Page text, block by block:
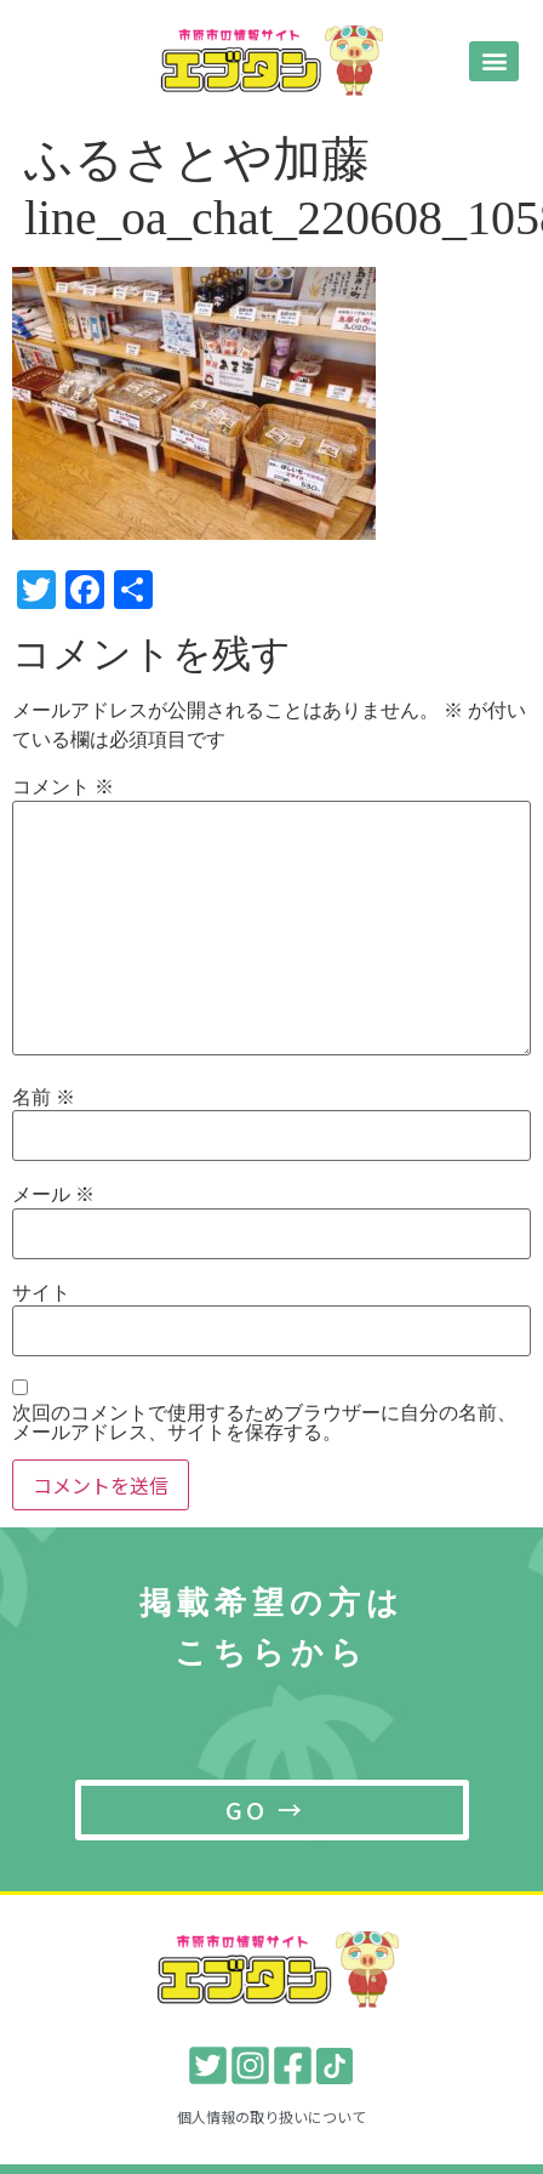
ふるさとや加藤
TwitterFacebook
有
コメントを残す
メールアドレスが公開されることはありません。 ※ が付い
ている欄は必須項目です
コメント ※
名前 ※
メール ※
サイト
次回のコメントで使用するためブラウザーに自分の名前、
メールアドレス、サイトを保存する。
掲載希望の方は
こちらから
GO →
個人情報の取り扱いについて